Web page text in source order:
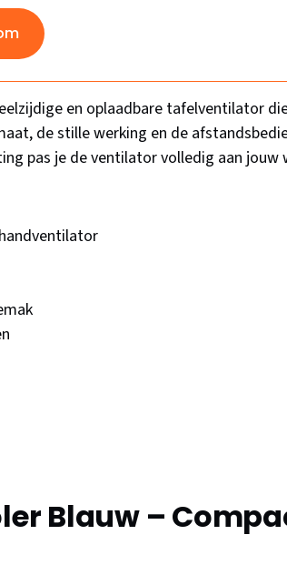
en oplaadbare tafelventilator
de stille werking en de
pas je de ventilator volledig aan jouw
Blauw –